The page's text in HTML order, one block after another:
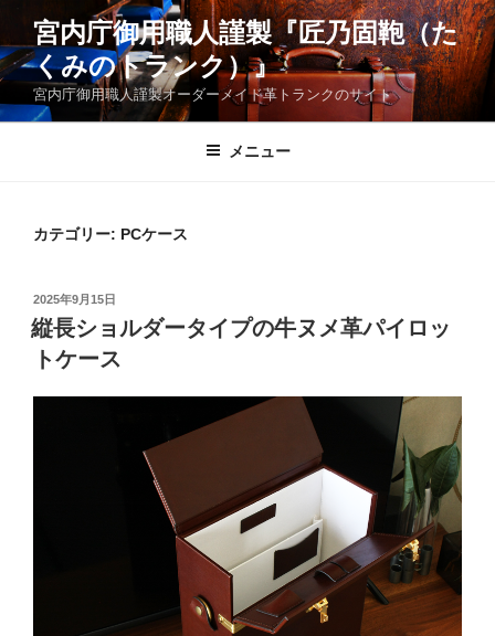
テ
ツ
宮内庁御用職人謹製『匠乃固鞄（た
くみのトランク）』
宮内庁御用職人謹製オーダーメイド革トランクのサイト
メニュー
カテゴリー: PCケース
投
稿
日:
2025年9月15日
縦長ショルダータイプの牛ヌメ革パイロッ
トケース